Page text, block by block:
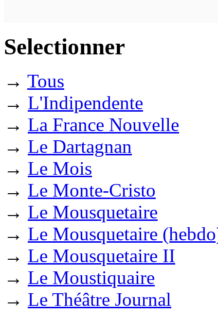
Selectionner
→ Tous
→ L'Indipendente
→ La France Nouvelle
→ Le Dartagnan
→ Le Mois
→ Le Monte-Cristo
→ Le Mousquetaire
→ Le Mousquetaire
→ Le Mousquetaire II
→ Le Moustiquaire
→ Le Théâtre Journal